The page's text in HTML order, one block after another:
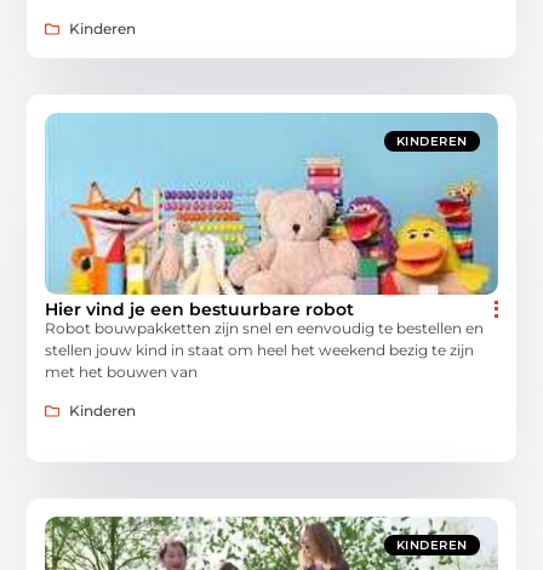
Kinderen
KINDEREN
Hier vind je een bestuurbare robot
Robot bouwpakketten zijn snel en eenvoudig te bestellen en
stellen jouw kind in staat om heel het weekend bezig te zijn
met het bouwen van
Kinderen
KINDEREN